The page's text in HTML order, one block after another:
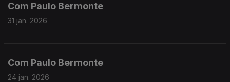
Com Paulo Bermonte
31 jan. 2026
Com Paulo Bermonte
24 jan. 2026